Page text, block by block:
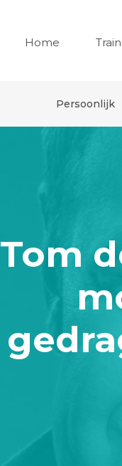
Home
Persoonlijk
Tom